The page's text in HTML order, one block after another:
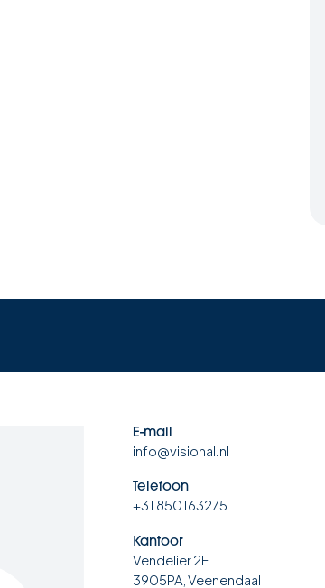
E-mail
info@visional.nl
Telefoon
+31 850163275
Kantoor
Vendelier 2F
3905PA, Veenendaal